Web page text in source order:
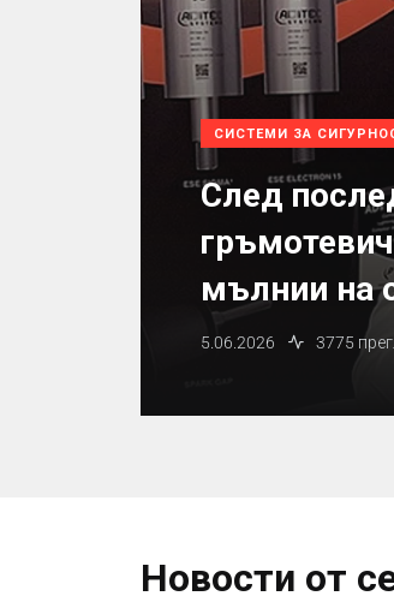
СИСТЕМИ ЗА
След
мълнии на
5.06.2026 3775
Новости от